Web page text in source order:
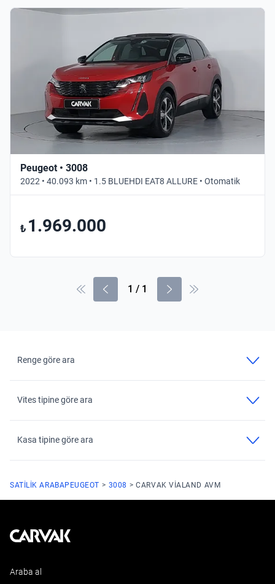
Peugeot • 3008
2022 • 40.093 km • 1.5 BLUEHDI EAT8 ALLURE • Otomatik
₺ 1.969.000
1 / 1
Renge göre ara
Vites tipine göre ara
Kasa tipine göre ara
SATILIK ARABAPEUGEOT 3008 CARVAK VIALAND AVM
Kavak
Araba al